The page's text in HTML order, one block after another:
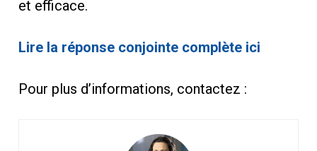
et efficace.
Lire la réponse conjointe complète ici
Pour plus d’informations, contactez :